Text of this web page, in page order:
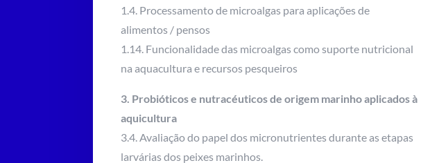
1.4. Processamento de microalgas para aplicações de
alimentos / pensos
1.14. Funcionalidade das microalgas como suporte nutricional
na aquacultura e recursos pesqueiros
3. Probióticos e nutracéuticos de origem marinho aplicados à
aquicultura
3.4. Avaliação do papel dos micronutrientes durante as etapas
larvárias dos peixes marinhos.